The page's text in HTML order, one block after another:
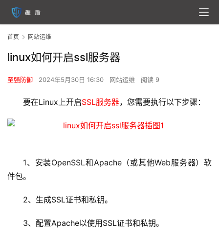
首页 网站运维
linux如何开启ssl服务器
至强防御 2024年5月30日 16:30 网站运维 阅读 9
要在Linux上开启SSL服务器，您需要执行以下步骤：
1、安装OpenSSL和Apache（或其他Web服务器）软
件包。
2、生成SSL证书和私钥。
3、配置Apache以使用SSL证书和私钥。